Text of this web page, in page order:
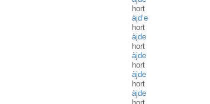
hort
àjd’e
hort
àjde
hort
àjde
hort
àjde
hort
àjde